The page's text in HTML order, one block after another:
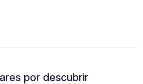
por descubrir